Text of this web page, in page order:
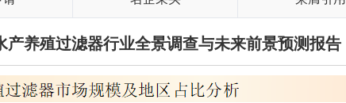
养殖过滤器行业全景调查与未来前景预测报告